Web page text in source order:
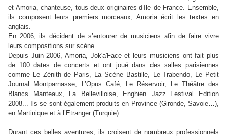
et Amoria, chanteuse, tous deux originaires d’Ile de France. Ensemble,
ils composent leurs premiers morceaux, Amoria écrit les textes en
anglais.
En 2006, ils décident de s’entourer de musiciens afin de faire vivre
leurs compositions sur scène.
Depuis Juin 2006, Amoria, Jok'a'Face et leurs musiciens ont fait plus
de 100 dates de concerts et ont joué dans des salles parisiennes
comme Le Zénith de Paris, La Scène Bastille, Le Trabendo, Le Petit
Journal Montparnasse, L’Opus Café, Le Réservoir, Le Théâtre des
Blancs Manteaux, La Bellevilloise, Enghien Jazz Festival Edition
2008... Ils se sont également produits en Province (Gironde, Savoie…),
en Martinique et à l’Etranger (Turquie).
Durant ces belles aventures, ils croisent de nombreux professionnels